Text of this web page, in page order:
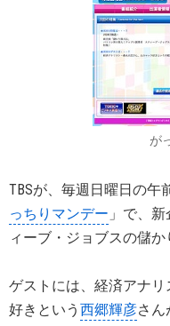
が
TBSが、毎週日曜日の午
っちりマンデー 」で、
ィーブ・ジョブスの儲か
ゲストには、経済アナリ
好きという 西郷輝彦さん